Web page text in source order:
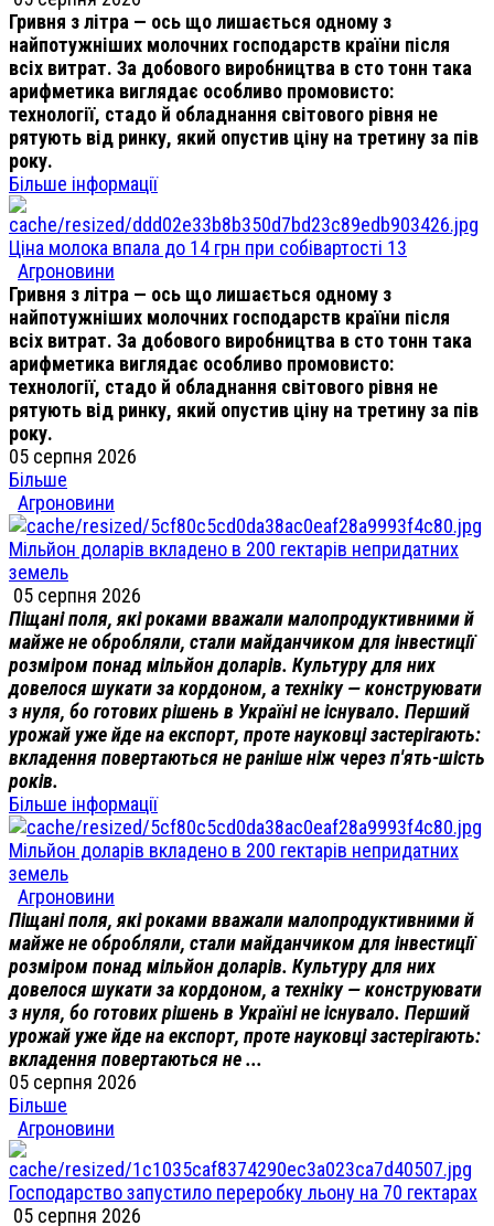
Гривня з літра — ось що лишається одному з
найпотужніших молочних господарств країни після
всіх витрат. За добового виробництва в сто тонн така
арифметика виглядає особливо промовисто:
технології, стадо й обладнання світового рівня не
рятують від ринку, який опустив ціну на третину за пів
року.
Більше інформації
Ціна молока впала до 14 грн при собівартості 13
Агроновини
Гривня з літра — ось що лишається одному з
найпотужніших молочних господарств країни після
всіх витрат. За добового виробництва в сто тонн така
арифметика виглядає особливо промовисто:
технології, стадо й обладнання світового рівня не
рятують від ринку, який опустив ціну на третину за пів
року.
05 серпня 2026
Більше
Агроновини
Мільйон доларів вкладено в 200 гектарів непридатних
земель
05 серпня 2026
Піщані поля, які роками вважали малопродуктивними й
майже не обробляли, стали майданчиком для інвестиції
розміром понад мільйон доларів. Культуру для них
довелося шукати за кордоном, а техніку — конструювати
з нуля, бо готових рішень в Україні не існувало. Перший
урожай уже йде на експорт, проте науковці застерігають:
вкладення повертаються не раніше ніж через п'ять-шість
років.
Більше інформації
Мільйон доларів вкладено в 200 гектарів непридатних
земель
Агроновини
Піщані поля, які роками вважали малопродуктивними й
майже не обробляли, стали майданчиком для інвестиції
розміром понад мільйон доларів. Культуру для них
довелося шукати за кордоном, а техніку — конструювати
з нуля, бо готових рішень в Україні не існувало. Перший
урожай уже йде на експорт, проте науковці застерігають:
вкладення повертаються не ...
05 серпня 2026
Більше
Агроновини
Господарство запустило переробку льону на 70 гектарах
05 серпня 2026